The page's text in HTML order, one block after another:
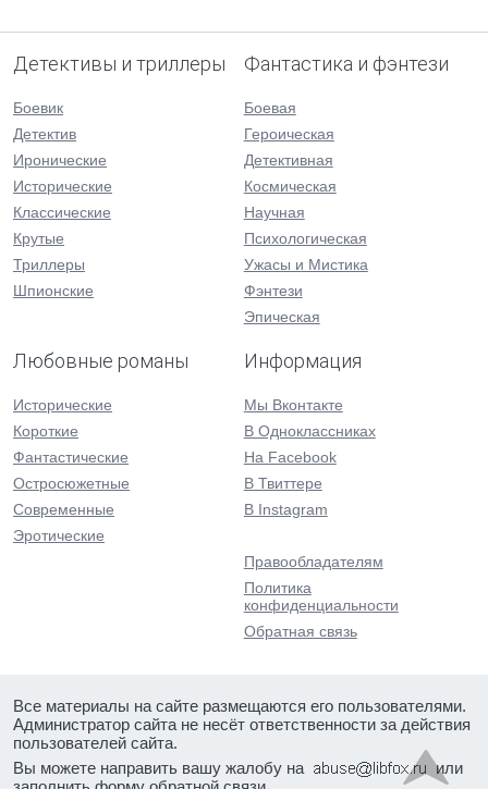
Детективы и триллеры
Боевик
Детектив
Иронические
Исторические
Классические
Крутые
Триллеры
Шпионские
Фантастика и фэнтези
Боевая
Героическая
Детективная
Космическая
Научная
Психологическая
Ужасы и Мистика
Фэнтези
Эпическая
Любовные романы
Исторические
Короткие
Фантастические
Остросюжетные
Современные
Эротические
Информация
Мы Вконтакте
В Одноклассниках
На Facebook
В Твиттере
В Instagram
Правообладателям
Политика
конфиденциальности
Обратная связь
Все материалы на сайте размещаются его пользователями.
Администратор сайта не несёт ответственности за действия
пользователей сайта.
Вы можете направить вашу жалобу на
или